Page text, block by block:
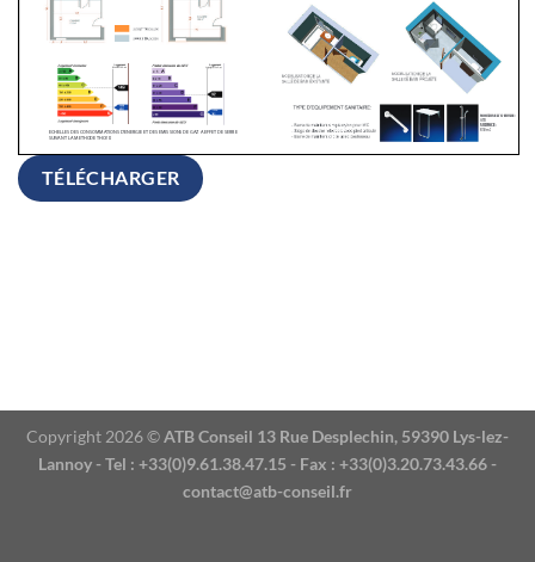
TÉLÉCHARGER
Copyright 2026 ©ATB Conseil 13 Rue Desplechin, 59390 Lys-lez-
Lannoy - Tel : +33(0)9.61.38.47.15 - Fax : +33(0)3.20.73.43.66 -
contact@atb-conseil.fr